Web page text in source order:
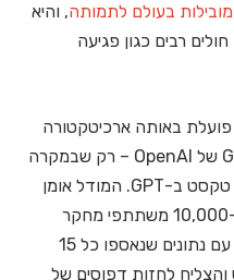
בעולם לתמותה, והיא
רבים כגון פגיעה
הטכנולוגיה שמאחורי Gluformer פועלת באותה ארכיטקטורה
כמו מודלי שפה גדולים דוגמת GPT של OpenAI – רק שבמקרה
זה התוצר הוא רמות סוכר, לעומת טקסט ב-GPT. המודל אומן
על ניטור מדדי סוכר של למעלה מ-10,000 משתתפי מחקר
שאינם חולי סוכרת במשך 14 ימים, עם נתונים שנאספו כל 15
לחזות דפוסים של